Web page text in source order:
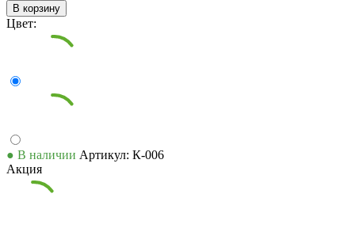
В корзину
Цвет:
● В наличии Артикул: К-006
Акция